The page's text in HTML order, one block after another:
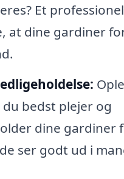
Et
at dine gardiner
bedst plejer og
dine gardiner
ser godt ud i